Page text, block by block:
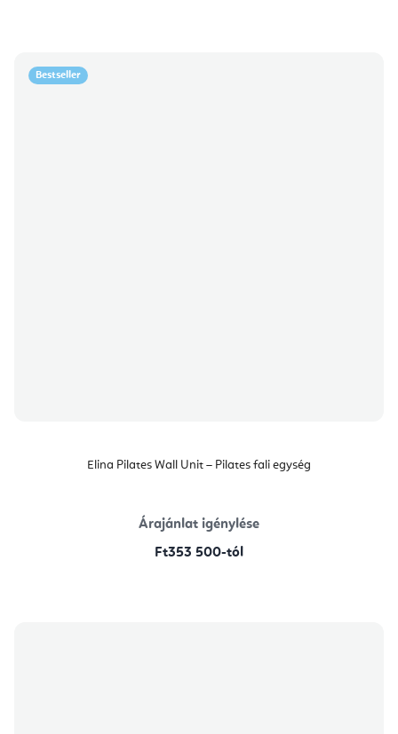
Bestseller
Elina Pilates Wall Unit – Pilates fali egység
Árajánlat igénylése
Ft353 500-tól